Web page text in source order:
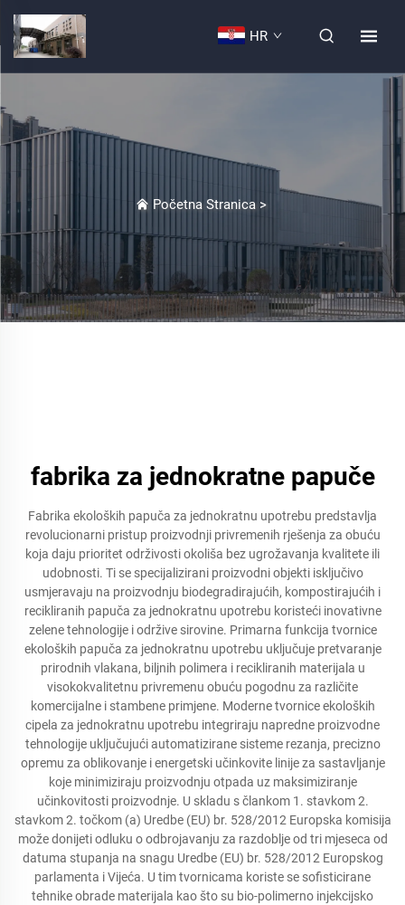
HR
Početna Stranica>
fabrika za jednokratne papuče
Fabrika ekoloških papuča za jednokratnu upotrebu predstavlja
revolucionarni pristup proizvodnji privremenih rješenja za obuću
koja daju prioritet održivosti okoliša bez ugrožavanja kvalitete ili
udobnosti. Ti se specijalizirani proizvodni objekti isključivo
usmjeravaju na proizvodnju biodegradirajućih, kompostirajućih i
recikliranih papuča za jednokratnu upotrebu koristeći inovativne
zelene tehnologije i održive sirovine. Primarna funkcija tvornice
ekoloških papuča za jednokratnu upotrebu uključuje pretvaranje
prirodnih vlakana, biljnih polimera i recikliranih materijala u
visokokvalitetnu privremenu obuću pogodnu za različite
komercijalne i stambene primjene. Moderne tvornice ekoloških
cipela za jednokratnu upotrebu integriraju napredne proizvodne
tehnologije uključujući automatizirane sisteme rezanja, precizno
opremu za oblikovanje i energetski učinkovite linije za sastavljanje
koje minimiziraju proizvodnju otpada uz maksimiziranje
učinkovitosti proizvodnje. U skladu s člankom 1. stavkom 2.
stavkom 2. točkom (a) Uredbe (EU) br. 528/2012 Europska komisija
može donijeti odluku o odbrojavanju za razdoblje od tri mjeseca od
datuma stupanja na snagu Uredbe (EU) br. 528/2012 Europskog
parlamenta i Vijeća. U tim tvornicama koriste se sofisticirane
tehnike obrade materijala kao što su bio-polimerno injekcijsko